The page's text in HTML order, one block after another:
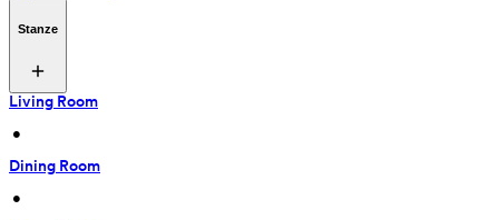
Stanze
Living Room
•
Dining Room
•